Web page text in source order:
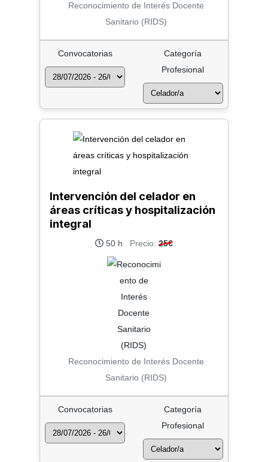
Reconocimiento de Interés Docente
Sanitario (RIDS)
Convocatorias
Categoría
Profesional
Intervención del celador en
áreas críticas y hospitalización
integral
50 h Precio: 25€
Reconocimiento de Interés Docente
Sanitario (RIDS)
Convocatorias
Categoría
Profesional